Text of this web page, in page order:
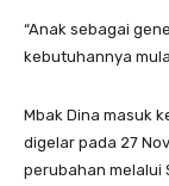
“Anak sebagai
kebutuhannya
Mbak Dina masuk
digelar pada 27
perubahan melalui